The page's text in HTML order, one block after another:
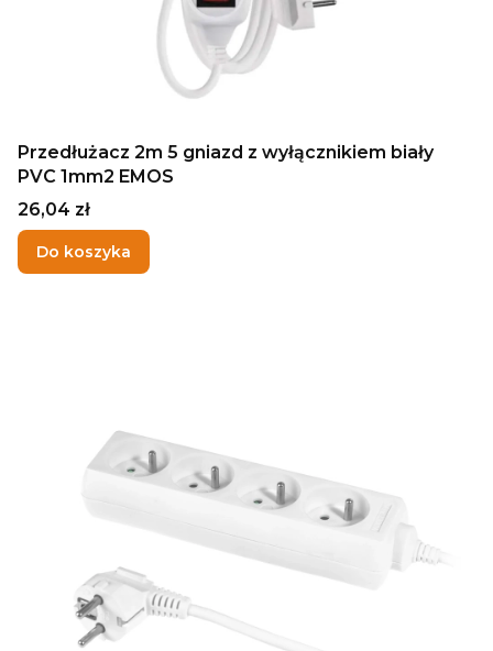
Przedłużacz 2m 5 gniazd z wyłącznikiem biały
PVC 1mm2 EMOS
Cena
26,04 zł
Do koszyka